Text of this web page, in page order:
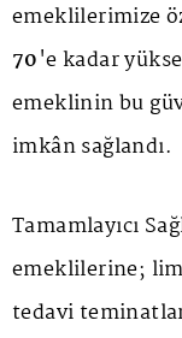
emeklilerimize
70'e kadar
emeklinin bu
imkân sağlandı.
Tamamlayıcı
emeklilerine;
tedavi